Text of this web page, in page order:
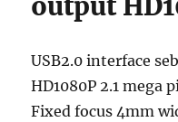
USB2.0 interface
HD1080P 2.1 mega
Fixed focus 4mm